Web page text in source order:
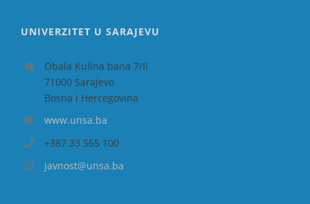
UNIVERZITET U SARAJEVU
Obala Kulina bana 7/II
71000 Sarajevo
Bosna i Hercegovina
www.unsa.ba
+387 33 565 100
javnost@unsa.ba